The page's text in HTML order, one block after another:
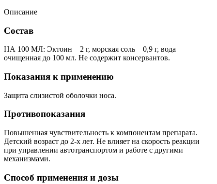
Описание
Состав
НА 100 МЛ: Эктоин – 2 г, морская соль – 0,9 г, вода
очищенная до 100 мл. Не содержит консервантов.
Показания к применению
Защита слизистой оболочки носа.
Противопоказания
Повышенная чувствительность к компонентам препарата.
Детский возраст до 2-х лет. Не влияет на скорость реакции
при управлении автотранспортом и работе с другими
механизмами.
Способ применения и дозы